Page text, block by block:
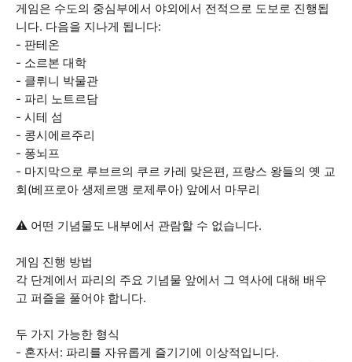
게임은 수도의 중심부에서 야외에서 전적으로 도보로 진행됩
니다. 다음을 지나게 됩니다:
- 판테온
- 소르본 대학
- 클뤼니 박물관
- 파리 노트르담
- 시테 섬
- 콩시에르주리
- 퐁뇌프
- 마지막으로 루브르의 쿠르 카레 맞은편, 프랑스 왕들의 옛 교
회(베프로아 생제르맹 로제루아) 앞에서 마무리
⚠️ 어떤 기념물도 내부에서 관람할 수 없습니다.
게임 진행 방법
각 단계에서 파리의 주요 기념물 앞에서 그 역사에 대해 배우
고 퍼즐을 풀어야 합니다.
두 가지 가능한 형식
- 혼자서: 파리를 자유롭게 즐기기에 이상적입니다.